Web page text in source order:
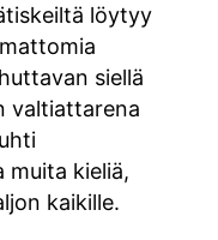
löytyy
siellä
valtiattarena
muita kieliä,
kaikille.